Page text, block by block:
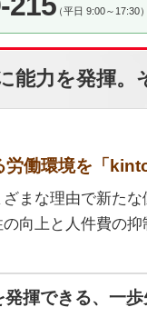
（平日 9:00～17:30）
能力を発揮。
労働環境を「
まな理由で新た
向上と人件費の抑
発揮できる、一